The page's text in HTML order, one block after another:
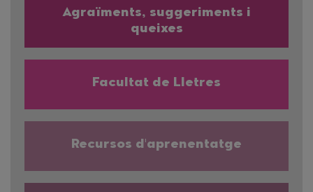
Agraïments, suggeriments i
queixes
Facultat de Lletres
Recursos d'aprenentatge